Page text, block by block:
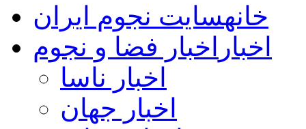
خانهسایت نجوم ایران
اخبار اخبار فضا و نجوم
اخبار ناسا
اخبار جهان